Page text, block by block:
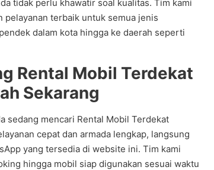
tidak perlu khawatir soal kualitas. Tim kami
pelayanan terbaik untuk semua jenis
dalam kota hingga ke daerah seperti
Rental Mobil Terdekat
Sekarang
sedang mencari Rental Mobil Terdekat
cepat dan armada lengkap, langsung
yang tersedia di website ini. Tim kami
hingga mobil siap digunakan sesuai waktu